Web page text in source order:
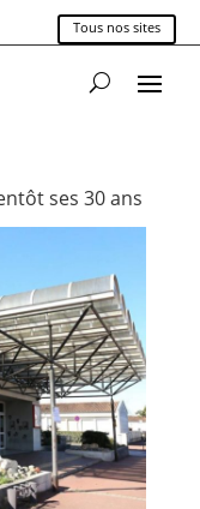
Tous nos sites
ses 30 ans